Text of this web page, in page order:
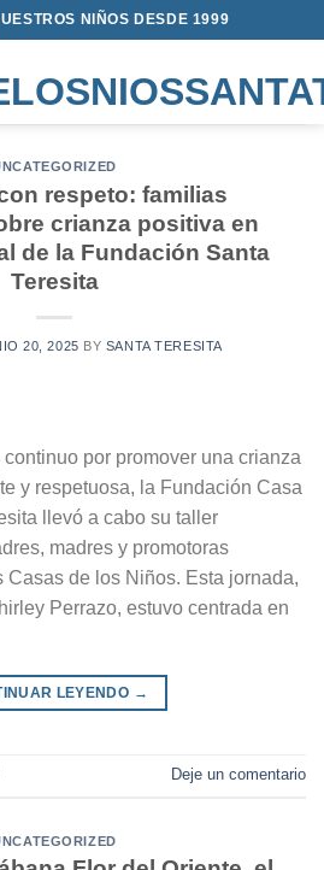
NIÑOS DESDE 1999
respeto: familias
crianza positiva en
de la Fundación Santa
Teresita
20, 2025 BY SANTA TERESITA
por promover una crianza
y respetuosa, la Fundación Casa
llevó a cabo su taller
madres y promotoras
Casas de los Niños. Esta jornada,
Perrazo, estuvo centrada en
LEYENDO →
Deje un comentario